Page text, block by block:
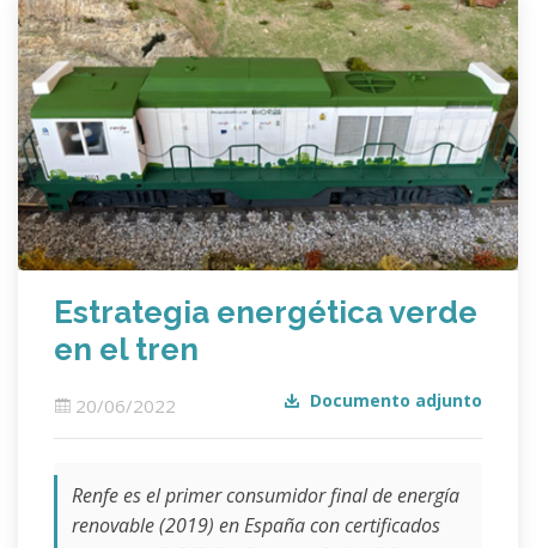
Estrategia energética verde
en el tren
Documento adjunto
20/06/2022
Renfe es el primer consumidor final de energía
renovable (2019) en España con certificados